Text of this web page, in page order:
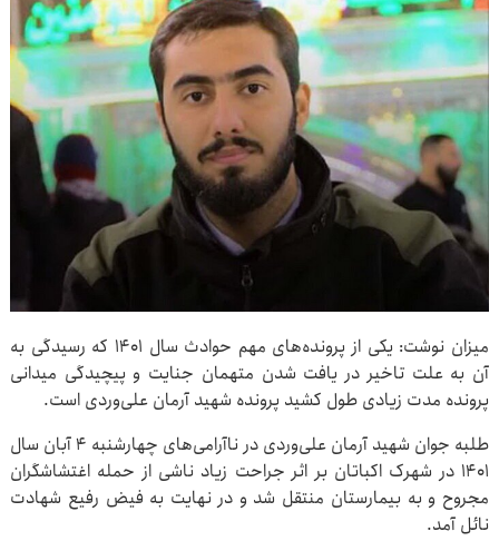
میزان نوشت: یکی از پرونده‌های مهم حوادث سال ۱۴۰۱ که رسیدگی به
آن به علت تاخیر در یافت شدن متهمان جنایت و پیچیدگی میدانی
پرونده مدت زیادی طول کشید پرونده شهید آرمان علی‌وردی است.
طلبه جوان شهید آرمان علی‌وردی در ناآرامی‌های چهارشنبه ۴ آبان سال
۱۴۰۱ در شهرک اکباتان بر اثر جراحت زیاد ناشی از حمله اغتشاشگران
مجروح و به بیمارستان منتقل شد و در نهایت به فیض رفیع شهادت
نائل آمد.